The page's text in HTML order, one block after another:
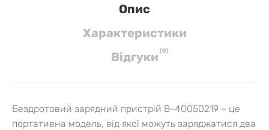
Опис
Характеристики
Вiдгуки (0)
Бездротовий зарядний пристрій B-40050219 – це
портативна модель, від якої можуть заряджатися два